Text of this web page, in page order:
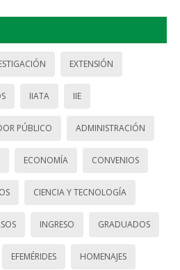
EXTENSIÓN
IIATA IIE
PÚBLICO ADMINISTRACIÓN
ECONOMÍA CONVENIOS
CIENCIA Y TECNOLOGÍA
INGRESO GRADUADOS
EFEMÉRIDES HOMENAJES